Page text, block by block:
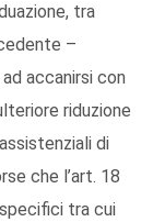
tra
–
accanirsi con
riduzione
di
che l’art. 18
tra cui